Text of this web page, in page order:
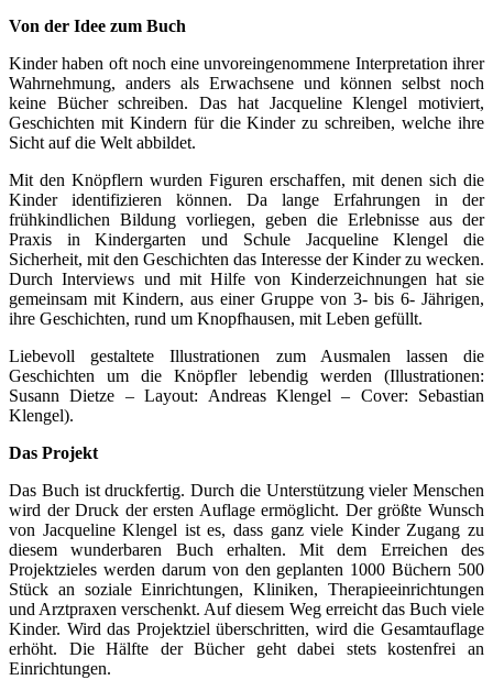
Von der Idee zum Buch
Kinder haben oft noch eine unvoreingenommene Interpretation ihrer
Wahrnehmung, anders als Erwachsene und können selbst noch
keine Bücher schreiben. Das hat Jacqueline Klengel motiviert,
Geschichten mit Kindern für die Kinder zu schreiben, welche ihre
Sicht auf die Welt abbildet.
Mit den Knöpflern wurden Figuren erschaffen, mit denen sich die
Kinder identifizieren können. Da lange Erfahrungen in der
frühkindlichen Bildung vorliegen, geben die Erlebnisse aus der
Praxis in Kindergarten und Schule Jacqueline Klengel die
Sicherheit, mit den Geschichten das Interesse der Kinder zu wecken.
Durch Interviews und mit Hilfe von Kinderzeichnungen hat sie
gemeinsam mit Kindern, aus einer Gruppe von 3- bis 6- Jährigen,
ihre Geschichten, rund um Knopfhausen, mit Leben gefüllt.
Liebevoll gestaltete Illustrationen zum Ausmalen lassen die
Geschichten um die Knöpfler lebendig werden (Illustrationen:
Susann Dietze – Layout: Andreas Klengel – Cover: Sebastian
Klengel).
Das Projekt
Das Buch ist druckfertig. Durch die Unterstützung vieler Menschen
wird der Druck der ersten Auflage ermöglicht. Der größte Wunsch
von Jacqueline Klengel ist es, dass ganz viele Kinder Zugang zu
diesem wunderbaren Buch erhalten. Mit dem Erreichen des
Projektzieles werden darum von den geplanten 1000 Büchern 500
Stück an soziale Einrichtungen, Kliniken, Therapieeinrichtungen
und Arztpraxen verschenkt. Auf diesem Weg erreicht das Buch viele
Kinder. Wird das Projektziel überschritten, wird die Gesamtauflage
erhöht. Die Hälfte der Bücher geht dabei stets kostenfrei an
Einrichtungen.